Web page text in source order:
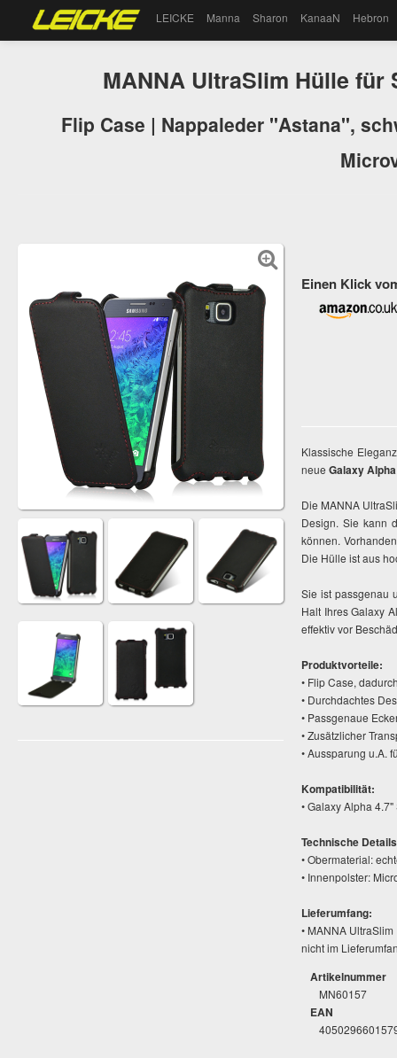
LEICKE Manna Sharon KanaaN Hebron
MANNA UltraSlim Hülle
Flip Case | Nappaleder "Astana",
Einen Klick
Klassische
neue Galaxy
Die MANNA
Design. Sie kann
können.
Die Hülle ist aus
Sie ist passgenau
Halt Ihres Galaxy
effektiv vor
Produktvorteile:
• Flip Case,
• Durchdachtes
• Passgenaue
• Zusätzlicher
• Aussparung u.A.
Kompatibilität:
• Galaxy Alpha
Technische
• Obermaterial:
• Innenpolster:
Lieferumfang:
• MANNA
nicht im
Artikelnummer
MN60157
EAN